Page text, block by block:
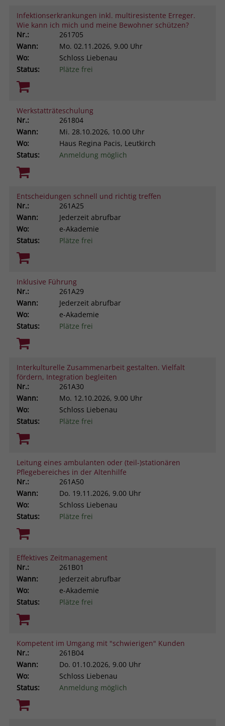
Infektionserkrankungen inkl. multiresistente Erreger.
Wie kann ich mich und meine Bewohner schützen?
Nr.:
261705
Wann:
Mo. 02.11.2026, 9.00 Uhr
Wo:
Schloss Liebenau
Status:
Plätze frei
Werkstatträteschulung
Nr.:
261804
Wann:
Mi. 28.10.2026, 10.00 Uhr
Wo:
Haus Regina Pacis, Leutkirch
Status:
Anmeldung möglich
Entscheidungen schnell und richtig treffen
Nr.:
261A25
Wann:
Jederzeit abrufbar
Wo:
e-Akademie
Status:
Plätze frei
Inklusive Führung
Nr.:
261A29
Wann:
Jederzeit abrufbar
Wo:
e-Akademie
Status:
Plätze frei
Interkulturelle Zusammenarbeit gestalten. Vielfalt
fördern, Integration begleiten
Nr.:
261A30
Wann:
Mo. 12.10.2026, 9.00 Uhr
Wo:
Schloss Liebenau
Status:
Plätze frei
Leitung eines ambulanten oder (teil-)stationären
Pflegebereiches in der Altenhilfe
Nr.:
261A50
Wann:
Do. 19.11.2026, 9.00 Uhr
Wo:
Schloss Liebenau
Status:
Plätze frei
Effektives Zeitmanagement
Nr.:
261B01
Wann:
Jederzeit abrufbar
Wo:
e-Akademie
Status:
Plätze frei
Kompetent im Umgang mit "schwierigen" Kunden
Nr.:
261B04
Wann:
Do. 01.10.2026, 9.00 Uhr
Wo:
Schloss Liebenau
Status:
Anmeldung möglich